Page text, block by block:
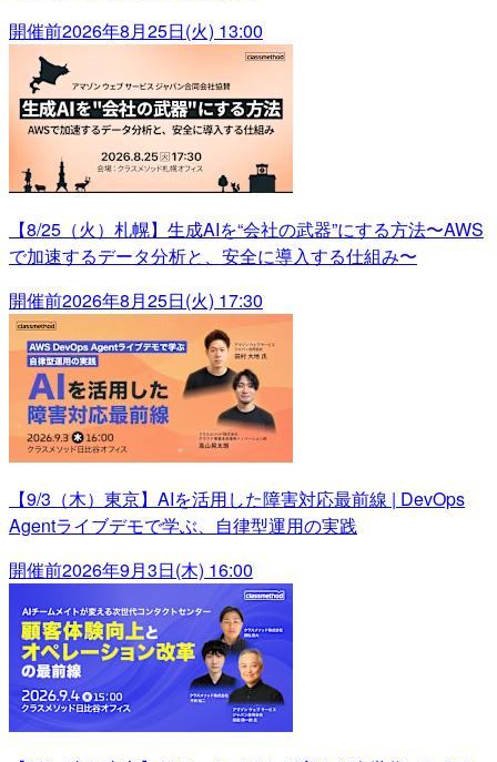
開催前2026年8月25日(火) 13:00
【8/25（火）札幌】生成AIを“会社の武器”にする方法〜AWS
で加速するデータ分析と、安全に導入する仕組み〜
開催前2026年8月25日(火) 17:30
【9/3（木）東京】AIを活用した障害対応最前線 | DevOps
Agentライブデモで学ぶ、自律型運用の実践
開催前2026年9月3日(木) 16:00